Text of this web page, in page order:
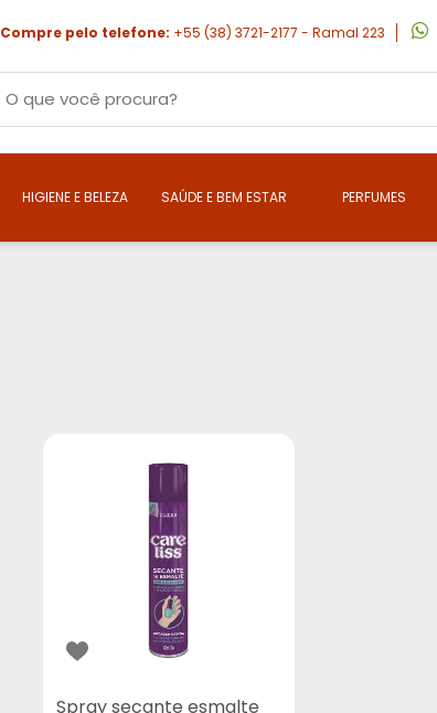
Compre pelo telefone: +55 (38) 3721-2177 - Ramal 223
HIGIENE E BELEZA SAÚDE E BEM ESTAR PERFUMES
Spray secante esmalte